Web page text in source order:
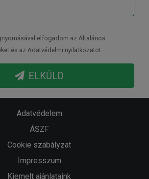
elfogadom az Általános
és az Adatvédelmi nyilatkozatot.
ELKÜLD
Adatvédelem
ÁSZF
Cookie szabályzat
Impresszum
Kiemelt ajánlataink